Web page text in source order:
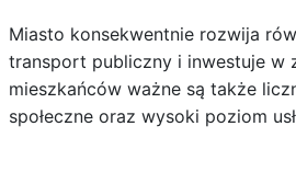
Miasto konsekwentnie rozwija
transport publiczny i inwestuje w
mieszkańców ważne są także
społeczne oraz wysoki poziom